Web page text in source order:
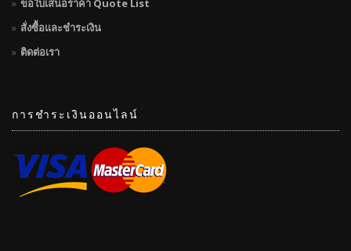
ขอใบเสนอราคา Quote List
สั่งซื้อและชำระเงิน
ติดต่อเรา
การชำระเงินออนไลน์